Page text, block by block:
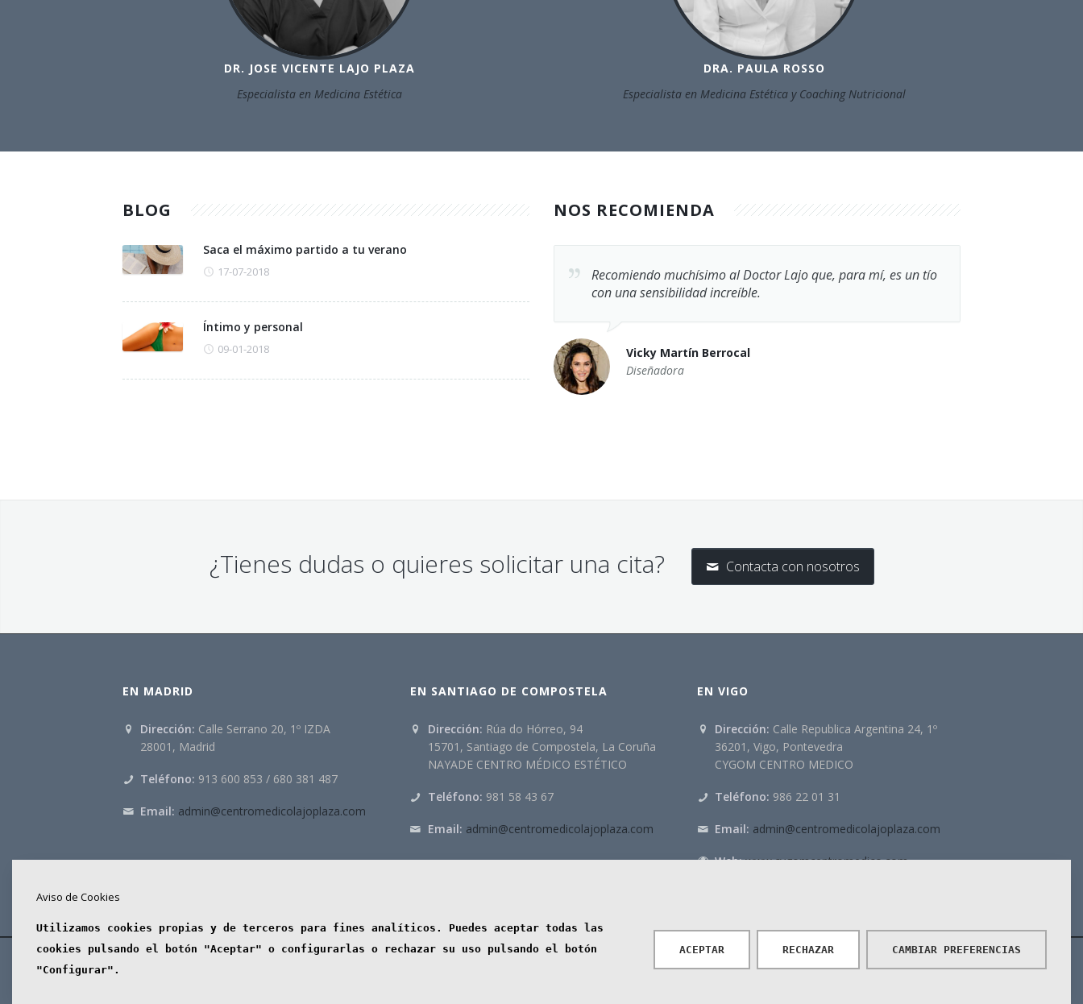
DR. JOSE VICENTE LAJO PLAZA
Especialista en Medicina Estética
DRA. PAULA ROSSO
Especialista en Medicina Estética y Coaching Nutricional
BLOG
Saca el máximo partido a tu verano
17-07-2018
Íntimo y personal
09-01-2018
NOS RECOMIENDA
Recomiendo muchísimo al Doctor Lajo que, para mí, es un tío
con una sensibilidad increíble.
Vicky Martín Berrocal
Diseñadora
¿Tienes dudas o quieres solicitar una cita? Contacta con nosotros
EN MADRID
Dirección: Calle Serrano 20, 1º IZDA
28001, Madrid
Teléfono: 913 600 853 / 680 381 487
Email: admin@centromedicolajoplaza.com
EN SANTIAGO DE COMPOSTELA
Dirección: Rúa do Hórreo, 94
15701, Santiago de Compostela, La Coruña
NAYADE CENTRO MÉDICO ESTÉTICO
Teléfono: 981 58 43 67
Email: admin@centromedicolajoplaza.com
EN VIGO
Dirección: Calle Republica Argentina 24, 1º
36201, Vigo, Pontevedra
CYGOM CENTRO MEDICO
Teléfono: 986 22 01 31
Email: admin@centromedicolajoplaza.com
Web: www.cygomcentromedico.com
Centro médico autorizado por la Consejería de Salud inscrito en el registro con nº: CS19532
Aviso de Cookies
Utilizamos cookies propias y de terceros para fines analíticos. Puedes aceptar todas las
cookies pulsando el botón "Aceptar" o configurarlas o rechazar su uso pulsando el botón
"Configurar".
ACEPTAR RECHAZAR CAMBIAR PREFERENCIAS